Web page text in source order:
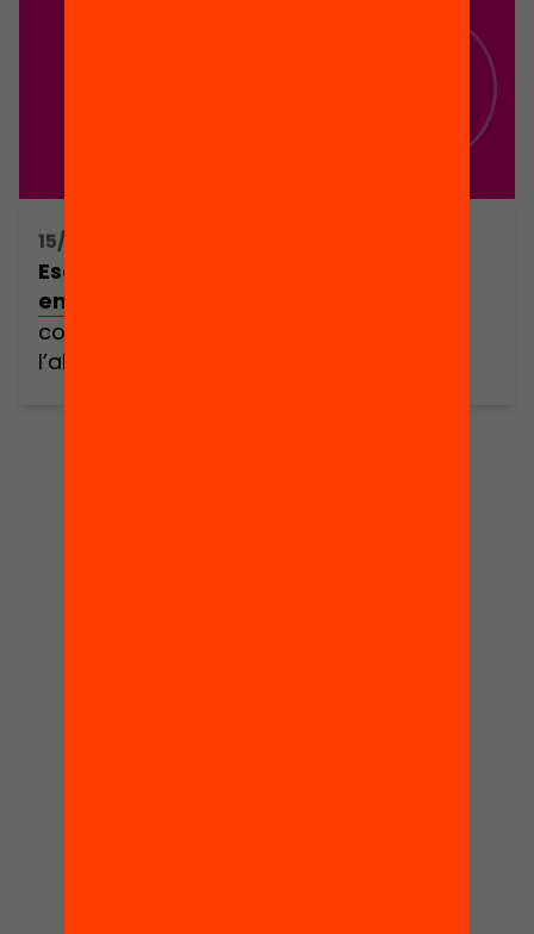
15/12/2020 18:00h - 19:30h
Escoles que fan xarxa: com impacten
en els aprenentatges de l’alumnat?
com impacten en els aprenentatges de
l’alumnat?